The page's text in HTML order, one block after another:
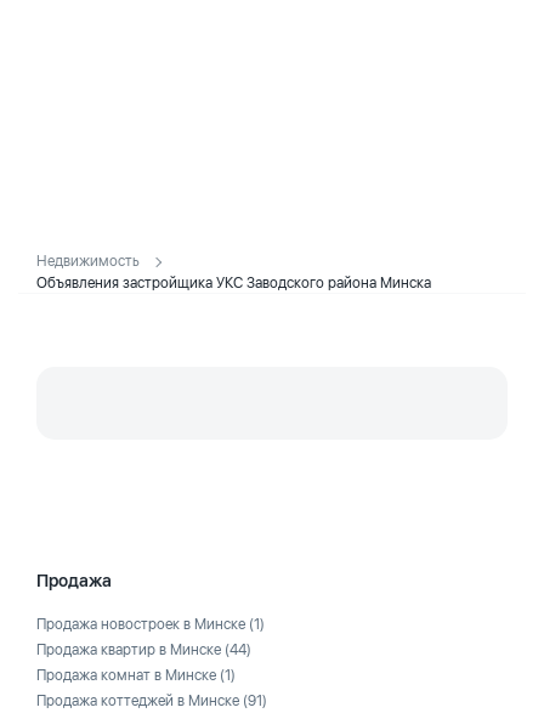
Недвижимость
Объявления застройщика УКС Заводского района Минска
Продажа
Продажа новостроек в Минске (1)
Продажа квартир в Минске (44)
Продажа комнат в Минске (1)
Продажа коттеджей в Минске (91)